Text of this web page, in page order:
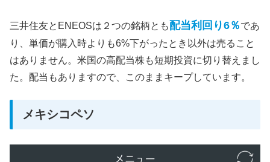
三井住友とENEOSは２つの銘柄とも配当利回り6％であ
り、単価が購入時よりも6%下がったとき以外は売ること
はありません。米国の高配当株も短期投資に切り替えまし
た。配当もありますので、このままキープしています。
メキシコペソ